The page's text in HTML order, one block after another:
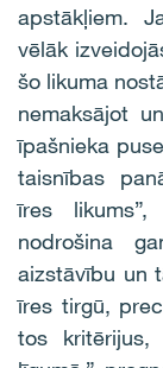
apstākļiem.
vēlāk
šo likuma
nemaksājot
īpašnieka
taisnības
īres
nodrošina
aizstāvību un
īres tirgū,
tos kritērijus,